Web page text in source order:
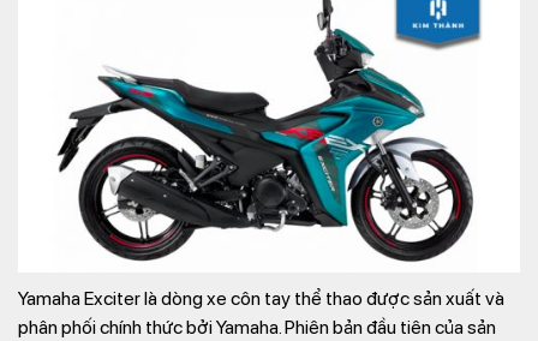
Yamaha Exciter là dòng xe côn tay thể thao được sản xuất và
phân phối chính thức bởi Yamaha. Phiên bản đầu tiên của sản